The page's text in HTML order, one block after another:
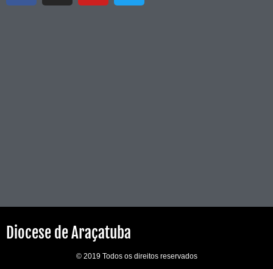
Diocese de Araçatuba
© 2019 Todos os direitos reservados